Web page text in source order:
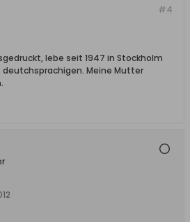
#4
lebe seit 1947 in Stockholm
Meine Mutter